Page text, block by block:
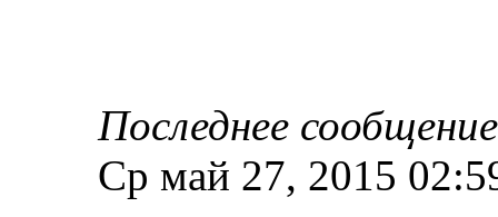
Последнее
Ср май 27, 2015